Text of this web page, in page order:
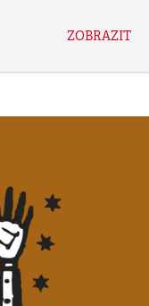
ZOBRAZIT